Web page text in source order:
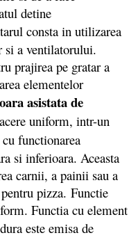
detine
consta in utilizarea
si a ventilatorului.
prajirea pe gratar a
elementelor
asistata de
uniform, intr-un
cu functionarea
si inferioara. Aceasta
carnii, a painii sau a
pizza. Functie
Functia cu element
este emisa de